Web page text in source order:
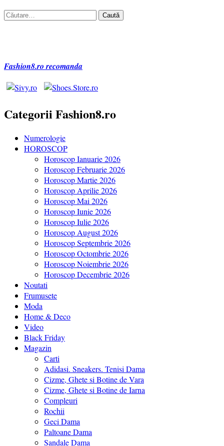
Caută
Fashion8.ro recomanda
Categorii Fashion8.ro
Numerologie
HOROSCOP
Horoscop Ianuarie 2026
Horoscop Februarie 2026
Horoscop Martie 2026
Horoscop Aprilie 2026
Horoscop Mai 2026
Horoscop Iunie 2026
Horoscop Iulie 2026
Horoscop August 2026
Horoscop Septembrie 2026
Horoscop Octombrie 2026
Horoscop Noiembrie 2026
Horoscop Decembrie 2026
Noutati
Frumusete
Moda
Home & Deco
Video
Black Friday
Magazin
Carti
Adidasi. Sneakers. Tenisi Dama
Cizme, Ghete si Botine de Vara
Cizme, Ghete si Botine de Iarna
Compleuri
Rochii
Geci Dama
Paltoane Dama
Sandale Dama